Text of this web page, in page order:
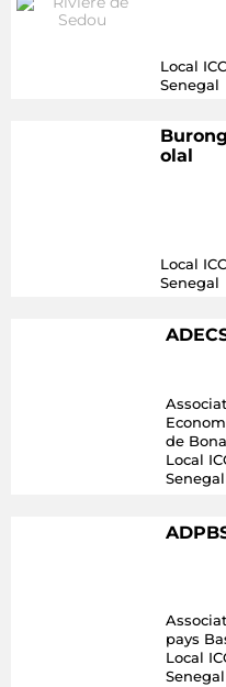
Local
Senegal
olal
Local
Senegal
de Bona
Local
Senegal
pays
Local
Senegal